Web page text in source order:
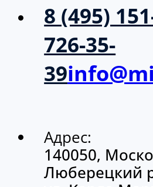
8 (495)
726-35-
39
Адрес:
140050,
Люберецкий